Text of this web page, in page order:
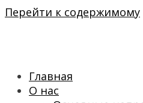
Перейти к содержимому
Главная
О нас